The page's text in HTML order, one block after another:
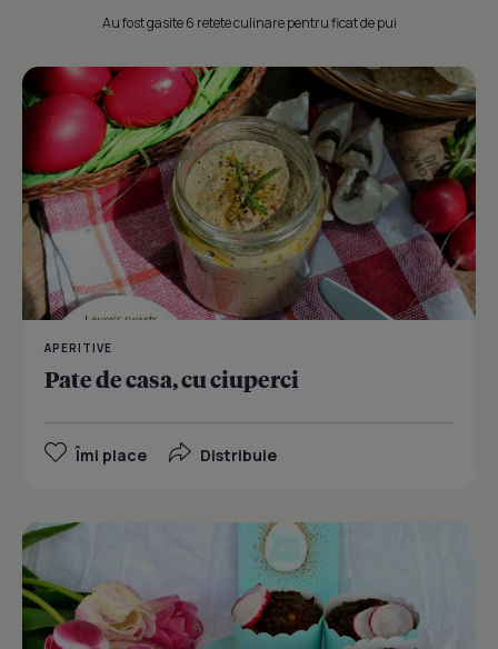
Au fost gasite 6 retete culinare pentru ficat de pui
APERITIVE
Pate de casa, cu ciuperci
Îmi place Distribuie